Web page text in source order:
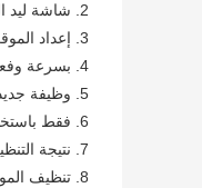
2. شاشة ليد الرقمية
3. إعداد الموقت: 5 إعدادات الموقت الرقمية، 180s، 280s، 380s، 480s، 90s
4. بسرعة وفعالية التنظيف، سهل الاستعمال
5. وظيفة جديدة لتنظيف الدائري، القرط، قلادة، الماس،
6. فقط باستخدام الماء الصنبور أو إضافة المنظفات قليلا لتنظيف أفضل
7. نتيجة التنظيف متميزة
8. تنظيف المواد للتألق مثل الجديد